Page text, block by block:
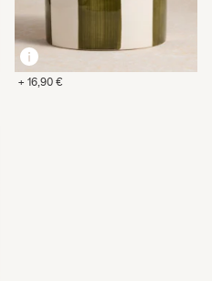
+ 16,90 €